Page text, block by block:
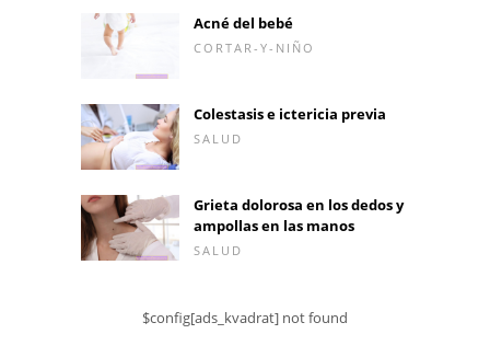
Acné del bebé
CORTAR-Y-NIÑO
Colestasis e ictericia previa
SALUD
Grieta dolorosa en los dedos y
ampollas en las manos
SALUD
$config[ads_kvadrat] not found